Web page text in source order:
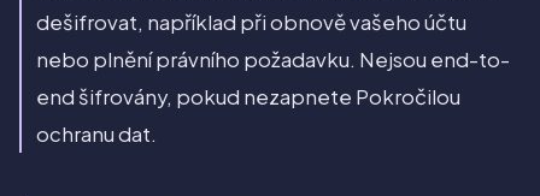
dešifrovat, například při obnově vašeho účtu
nebo plnění právního požadavku. Nejsou end-to-
end šifrovány, pokud nezapnete Pokročilou
ochranu dat.